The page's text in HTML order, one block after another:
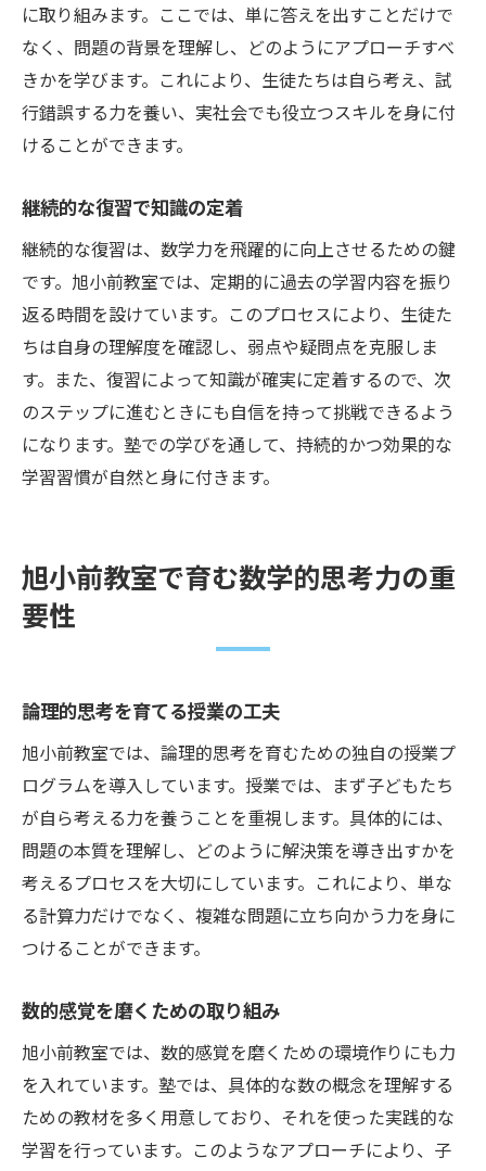
に取り組みます。ここでは、単に答えを出すことだけで
なく、問題の背景を理解し、どのようにアプローチすべ
きかを学びます。これにより、生徒たちは自ら考え、試
行錯誤する力を養い、実社会でも役立つスキルを身に付
けることができます。
継続的な復習で知識の定着
継続的な復習は、数学力を飛躍的に向上させるための鍵
です。旭小前教室では、定期的に過去の学習内容を振り
返る時間を設けています。このプロセスにより、生徒た
ちは自身の理解度を確認し、弱点や疑問点を克服しま
す。また、復習によって知識が確実に定着するので、次
のステップに進むときにも自信を持って挑戦できるよう
になります。塾での学びを通して、持続的かつ効果的な
学習習慣が自然と身に付きます。
旭小前教室で育む数学的思考力の重
要性
論理的思考を育てる授業の工夫
旭小前教室では、論理的思考を育むための独自の授業プ
ログラムを導入しています。授業では、まず子どもたち
が自ら考える力を養うことを重視します。具体的には、
問題の本質を理解し、どのように解決策を導き出すかを
考えるプロセスを大切にしています。これにより、単な
る計算力だけでなく、複雑な問題に立ち向かう力を身に
つけることができます。
数的感覚を磨くための取り組み
旭小前教室では、数的感覚を磨くための環境作りにも力
を入れています。塾では、具体的な数の概念を理解する
ための教材を多く用意しており、それを使った実践的な
学習を行っています。このようなアプローチにより、子